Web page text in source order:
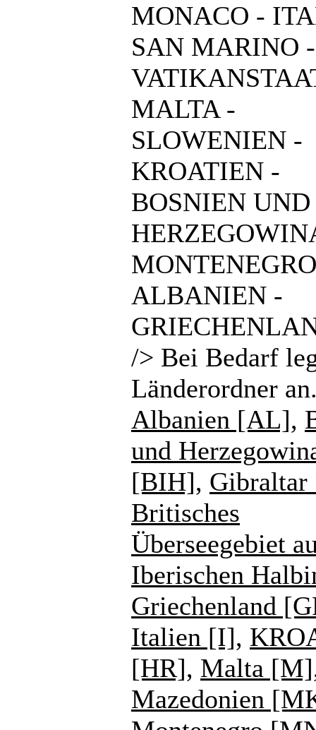
MONACO -
SAN MARINO -
MALTA -
SLOWENIEN -
KROATIEN -
BOSNIEN UND
ALBANIEN -
/> Bei Bedarf
Länderordner
Albanien [AL],
und
[BIH], Gibraltar
Britisches
Überseegebiet
Iberischen
Griechenland
Italien [I],
[HR], Malta [M]
Mazedonien